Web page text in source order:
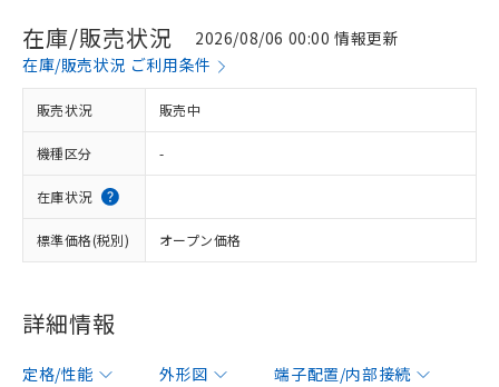
在庫/販売状況
2026/08/06 00:00 情報更新
在庫/販売状況 ご利用条件
販売状況 販売中
機種区分 -
在庫状況
標準価格(税別) オープン価格
詳細情報
定格/性能 外形図
端子配置/内部接続